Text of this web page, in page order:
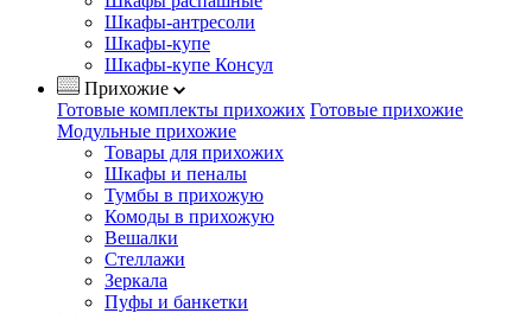
Шкафы-антресоли
Шкафы-купе
Шкафы-купе Консул
Прихожие
Готовые комплекты прихожих Готовые прихожие
Модульные прихожие
Товары для прихожих
Шкафы и пеналы
Тумбы в прихожую
Комоды в прихожую
Вешалки
Стеллажи
Зеркала
Пуфы и банкетки